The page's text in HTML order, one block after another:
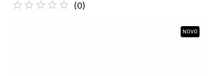
(0)
NOVO